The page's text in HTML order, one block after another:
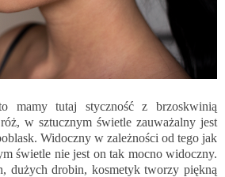
mamy tutaj styczność z brzoskwinią
w sztucznym świetle zauważalny jest
Widoczny w zależności od tego jak
świetle nie jest on tak mocno widoczny.
dużych drobin, kosmetyk tworzy piękną